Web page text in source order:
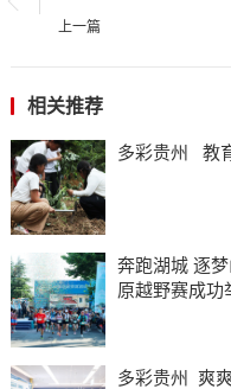
上一篇
相关推荐
多彩贵州 教
奔跑湖城 逐
原越野赛成功
多彩贵州 爽